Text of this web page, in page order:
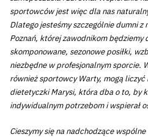
sportowców jest więc dla nas
Dlatego jesteśmy szczególnie dumni z
Poznań, której zawodnikom będziemy
skomponowane, sezonowe posiłki,
niezbędne w profesjonalnym sporcie.
również sportowcy Warty, mogą liczyć
dietetyczki Marysi, która dba o to, by
indywidualnym potrzebom i wspierał
Cieszymy się na nadchodzące